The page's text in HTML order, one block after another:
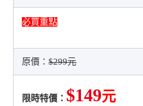
必買重點
原價：$299元
限時特價： $149元